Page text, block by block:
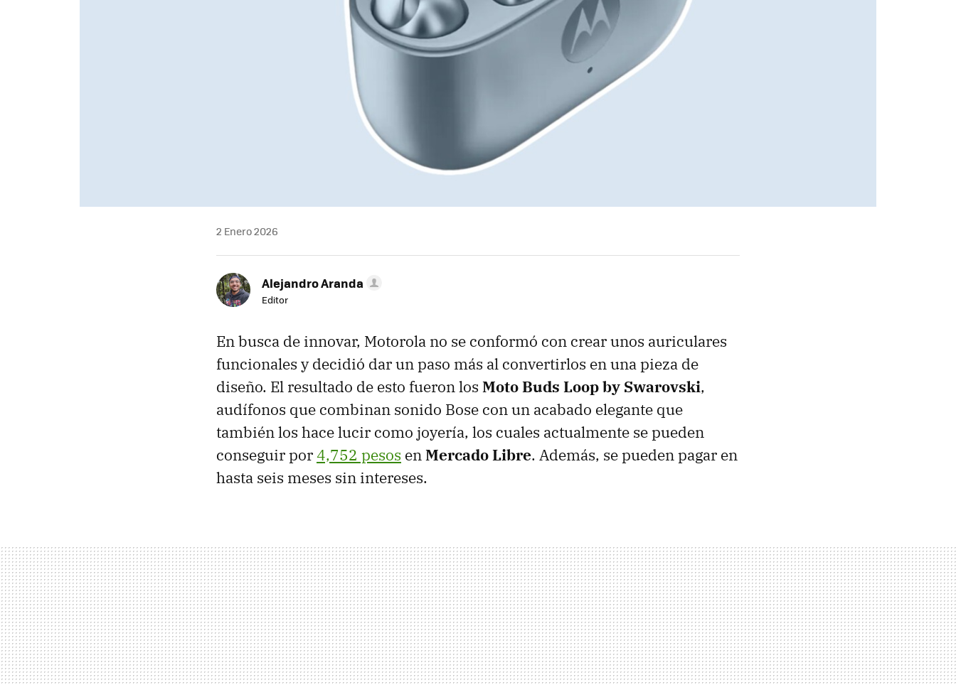
2 Enero 2026
Alejandro Aranda
Editor
En busca de innovar, Motorola no se conformó con crear unos auriculares
funcionales y decidió dar un paso más al convertirlos en una pieza de
diseño. El resultado de esto fueron los Moto Buds Loop by Swarovski,
audífonos que combinan sonido Bose con un acabado elegante que
también los hace lucir como joyería, los cuales actualmente se pueden
conseguir por4,752 pesos enMercado Libre. Además, se pueden pagar en
hasta seis meses sin intereses.